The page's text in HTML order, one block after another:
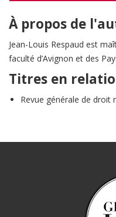
À propos de
Jean-Louis Respaud est
faculté d’Avignon et des
Titres en
Revue générale de droit